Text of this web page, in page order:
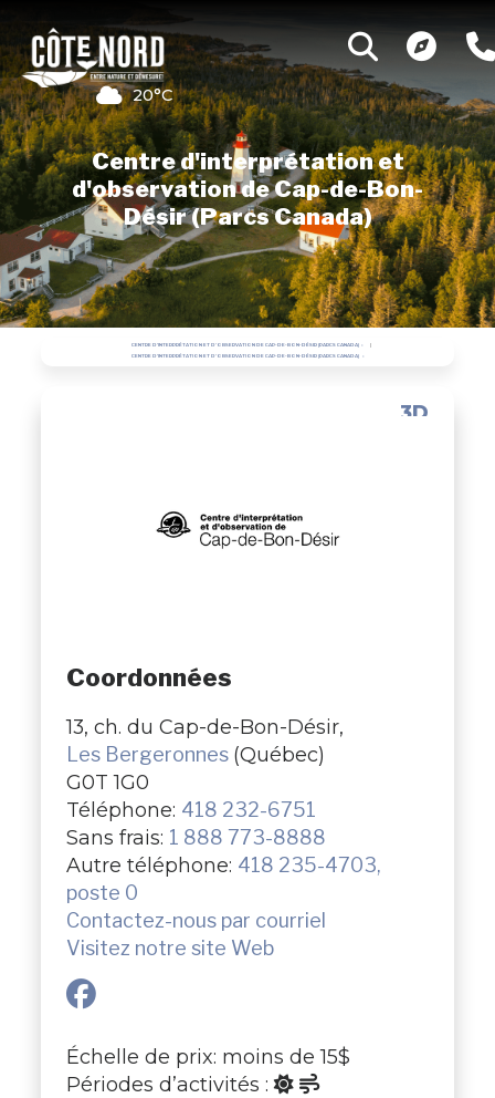
20°C
Centre d'interprétation et
d'observation de Cap-de-Bon-
Désir (Parcs Canada)
CENTRE D'INTERPRÉTATION ET D'OBSERVATION DE CAP-DE-BON-DÉSIR (PARCS CANADA)
CENTRE D'INTERPRÉTATION ET D'OBSERVATION DE CAP-DE-BON-DÉSIR (PARCS CANADA)
3D
Coordonnées
13, ch. du Cap-de-Bon-Désir,
Les Bergeronnes (Québec)
G0T 1G0
Téléphone: 418 232-6751
Sans frais: 1 888 773-8888
Autre téléphone: 418 235-4703,
poste 0
Contactez-nous par courriel
Visitez notre site Web
Échelle de prix: moins de 15$
Périodes d’activités :